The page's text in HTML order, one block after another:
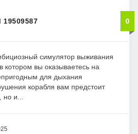
0
симулятор выживания
котором вы оказываетесь на
для дыхания
корабля вам предстоит
но и...